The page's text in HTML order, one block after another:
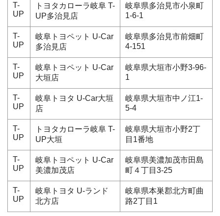
T-
UP
トヨタカローラ岐阜 T-
UP多治見店
岐阜県多治見市小泉町
1-6-1
T-
UP
岐阜トヨペット U-Car
多治見店
岐阜県多治見市前畑町
4-151
T-
UP
岐阜トヨペット U-Car
大垣店
岐阜県大垣市小野3-96-
1
T-
UP
岐阜トヨタ U-Car大垣
店
岐阜県大垣市中ノ江1-
5-4
T-
UP
トヨタカローラ岐阜 T-
UP大垣
岐阜県大垣市小野2丁
目1番地
T-
UP
岐阜トヨペット U-Car
美濃加茂店
岐阜県美濃加茂市田島
町４丁目3-25
T-
UP
岐阜トヨタ U-ランド
北方店
岐阜県本巣郡北方町曲
路2丁目1